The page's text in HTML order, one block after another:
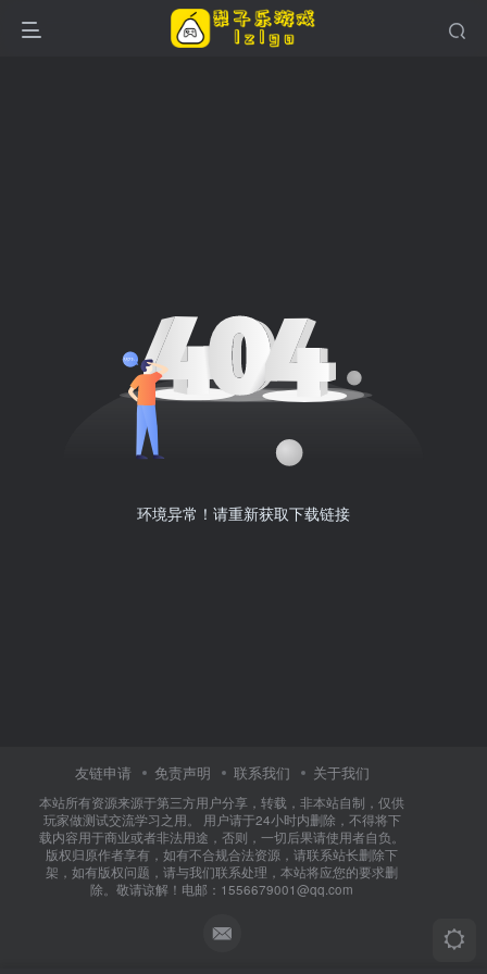
环境异常！请重新获取下载链接
友链申请 免责声明 联系我们 关于我们
本站所有资源来源于第三方用户分享，转载，非本站自制，仅供
玩家做测试交流学习之用。 用户请于24小时内删除，不得将下
载内容用于商业或者非法用途，否则，一切后果请使用者自负。
版权归原作者享有，如有不合规合法资源，请联系站长删除下
架，如有版权问题，请与我们联系处理，本站将应您的要求删
除。敬请谅解！电邮：1556679001@qq.com